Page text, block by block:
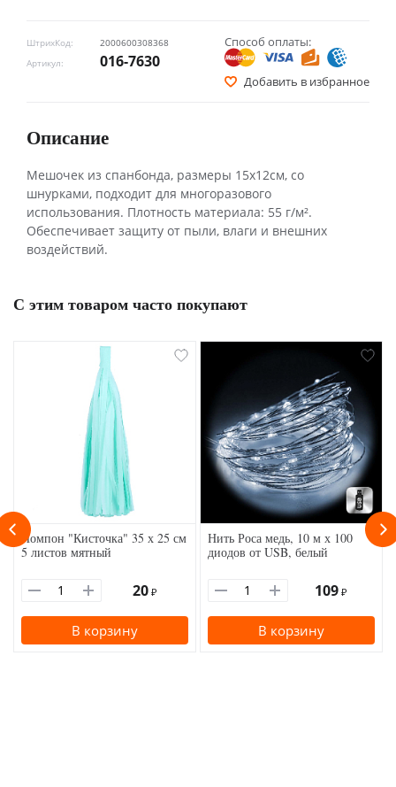
ШтрихКод:
2000600308368
Артикул:
016-7630
Способ оплаты:
Добавить в избранное
Описание
Мешочек из спанбонда, размеры 15х12см, со
шнурками, подходит для многоразового
использования. Плотность материала: 55 г/м².
Обеспечивает защиту от пыли, влаги и внешних
воздействий.
С этим товаром часто покупают
Помпон "Кисточка" 35 х 25 см
5 листов мятный
20 ₽
В корзину
Нить Роса медь, 10 м х 100
диодов от USB, белый
109 ₽
В корзину